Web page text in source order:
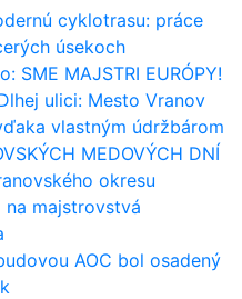
cyklotrasu: práce
úsekoch
SME MAJSTRI EURÓPY!
ulici: Mesto Vranov
vlastným údržbárom
MEDOVÝCH DNÍ
okresu
majstrovstvá
AOC bol osadený